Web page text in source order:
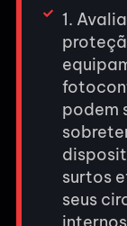
1.
podem
surtos
seus